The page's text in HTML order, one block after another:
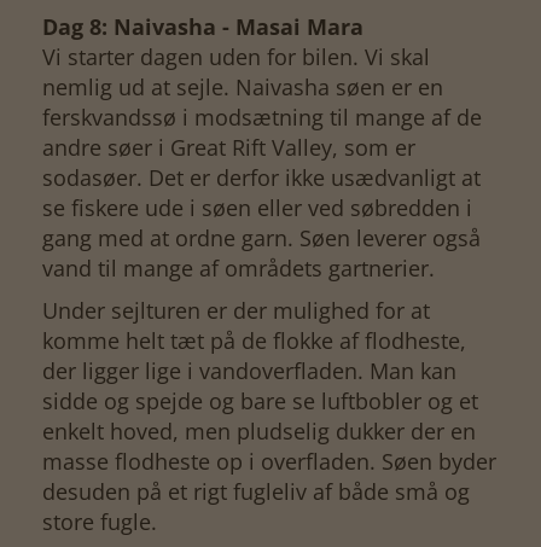
Dag 8: Naivasha - Masai Mara
Vi starter dagen uden for bilen. Vi skal
nemlig ud at sejle. Naivasha søen er en
ferskvandssø i modsætning til mange af de
andre søer i Great Rift Valley, som er
sodasøer. Det er derfor ikke usædvanligt at
se fiskere ude i søen eller ved søbredden i
gang med at ordne garn. Søen leverer også
vand til mange af områdets gartnerier.
Under sejlturen er der mulighed for at
komme helt tæt på de flokke af flodheste,
der ligger lige i vandoverfladen. Man kan
sidde og spejde og bare se luftbobler og et
enkelt hoved, men pludselig dukker der en
masse flodheste op i overfladen. Søen byder
desuden på et rigt fugleliv af både små og
store fugle.